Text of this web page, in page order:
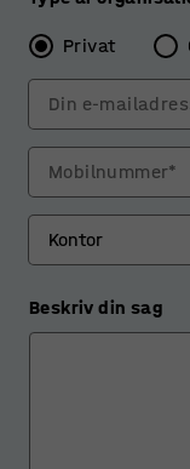
Privat
Din e-
Mobilnummer*
Beskriv din sag